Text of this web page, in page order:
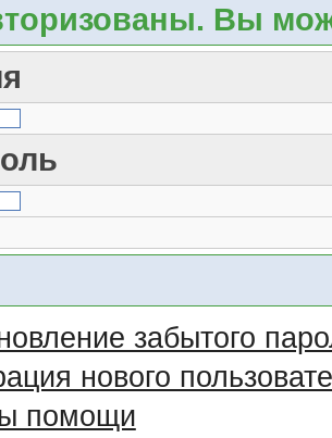
Вы
забытого
нового
помощи